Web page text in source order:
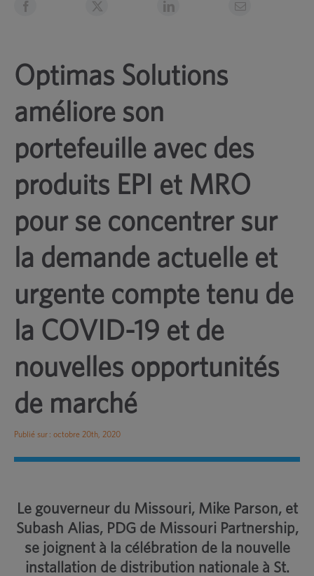
Optimas Solutions
améliore son
portefeuille avec des
produits EPI et MRO
pour se concentrer sur
la demande actuelle et
urgente compte tenu de
la COVID-19 et de
nouvelles opportunités
de marché
Publié sur : octobre 20th, 2020
Le gouverneur du Missouri, Mike Parson, et
Subash Alias, PDG de Missouri Partnership,
se joignent à la célébration de la nouvelle
installation de distribution nationale à St.